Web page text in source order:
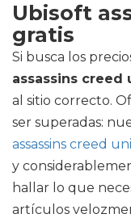
Ubisoft
gratis
Si busca los
assassins creed
al sitio correcto.
ser superadas:
assassins creed
y
hallar lo que
artículos